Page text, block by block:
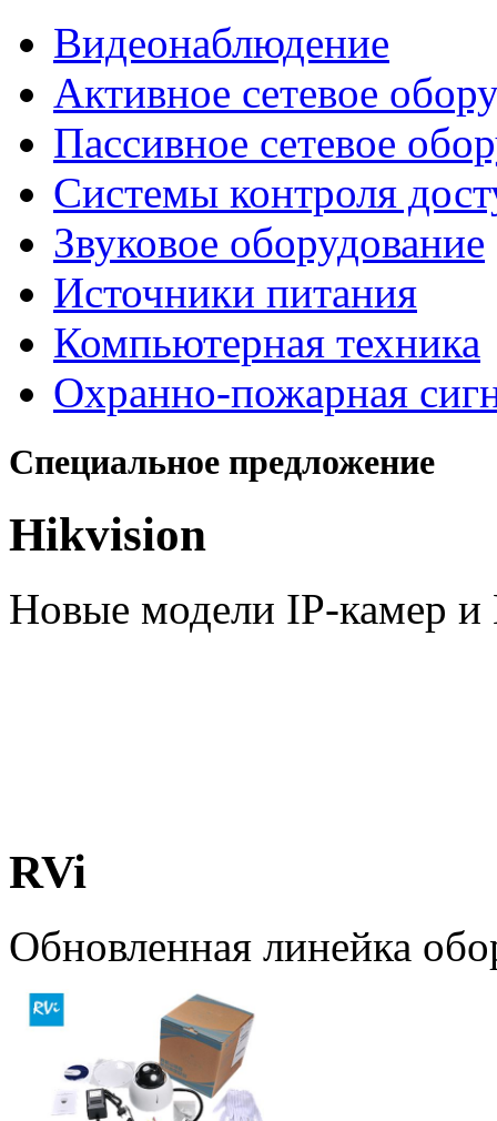
Видеонаблюдение
Активное сетевое
Пассивное сетевое
Системы контроля
Звуковое оборудование
Источники питания
Компьютерная техника
Охранно-пожарная
Специальное предложение
Hikvision
Новые модели IP-камер и
RVi
Обновленная линейка